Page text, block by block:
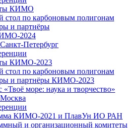
КИМО
стол по карбоновым полигонам
и партнёры
2024
Петербург
КИМО-2023
стол по карбоновым полигонам
и партнёры КИМО-2023
«Твоё море: наука и творчество»
КИМО-2021 и ПлавУн ИО РАН
и организационный комитеты